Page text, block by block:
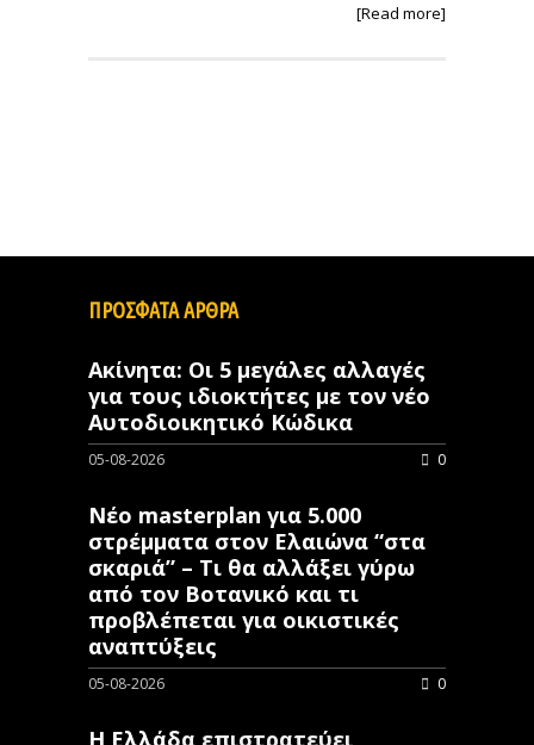
[Read more]
ΠΡΟΣΦΑΤΑ ΑΡΘΡΑ
Ακίνητα: Οι 5 μεγάλες αλλαγές
για τους ιδιοκτήτες με τον νέο
Αυτοδιοικητικό Κώδικα
05-08-2026 0
Νέο masterplan για 5.000
στρέμματα στον Ελαιώνα “στα
σκαριά” – Τι θα αλλάξει γύρω
από τον Βοτανικό και τι
προβλέπεται για οικιστικές
αναπτύξεις
05-08-2026 0
Η Ελλάδα επιστρατεύει